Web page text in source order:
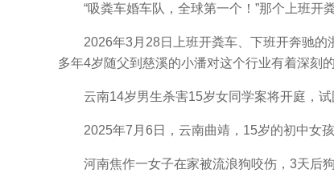
“吸粪车婚车队，全球第一个！”那个上班开
2026年3月28日上班开粪车、下班开奔驰的浙
多年4岁随父到慈溪的小潘对这个行业有着深刻
云南14岁男生杀害15岁女同学案将开庭，试
2025年7月6日，云南曲靖，15岁的初中女孩
河南焦作一女子在家被流浪狗咬伤，3天后狗